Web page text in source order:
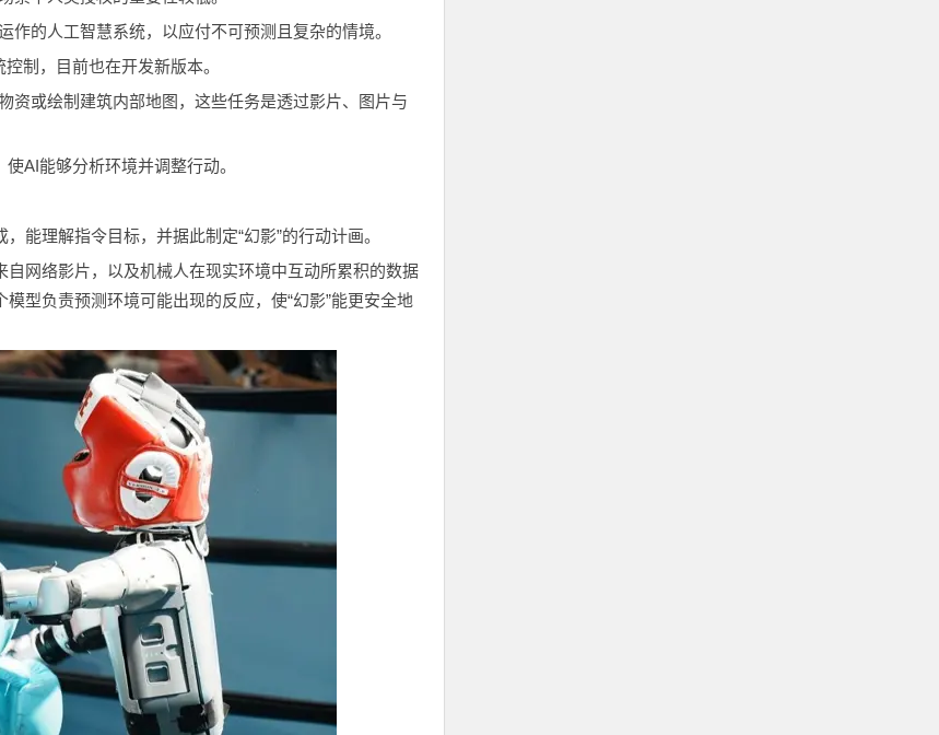
的人工智慧系统，以应付不可预测且复杂的情境。
制，目前也在开发新版本。
资或绘制建筑内部地图，这些任务是透过影片、图片与
AI能够分析环境并调整行动。
能理解指令目标，并据此制定“幻影”的行动计画。
自网络影片，以及机械人在现实环境中互动所累积的数据
型负责预测环境可能出现的反应，使“幻影”能更安全地